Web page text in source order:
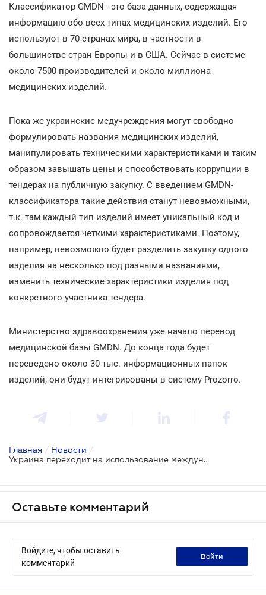
Классификатор GMDN - это база данных, содержащая
информацию обо всех типах медицинских изделий. Его
используют в 70 странах мира, в частности в
большинстве стран Европы и в США. Сейчас в системе
около 7500 производителей и около миллиона
медицинских изделий.
Пока же украинские медучреждения могут свободно
формулировать названия медицинских изделий,
манипулировать техническими характеристиками и таким
образом завышать цены и способствовать коррупции в
тендерах на публичную закупку. С введением GMDN-
классификатора такие действия станут невозможными,
т.к. там каждый тип изделий имеет уникальный код и
сопровождается четкими характеристиками. Поэтому,
например, невозможно будет разделить закупку одного
изделия на несколько под разными названиями,
изменить технические характеристики изделия под
конкретного участника тендера.
Министерство здравоохранения уже начало перевод
медицинской базы GMDN. До конца года будет
переведено около 30 тыс. информационных папок
изделий, они будут интегрированы в систему Prozorro.
Главная / Новости /
Украина переходит на использование международного классификатора при закупках медицинских изделий
Оставьте комментарий
Войдите, чтобы оставить
комментарий
войти